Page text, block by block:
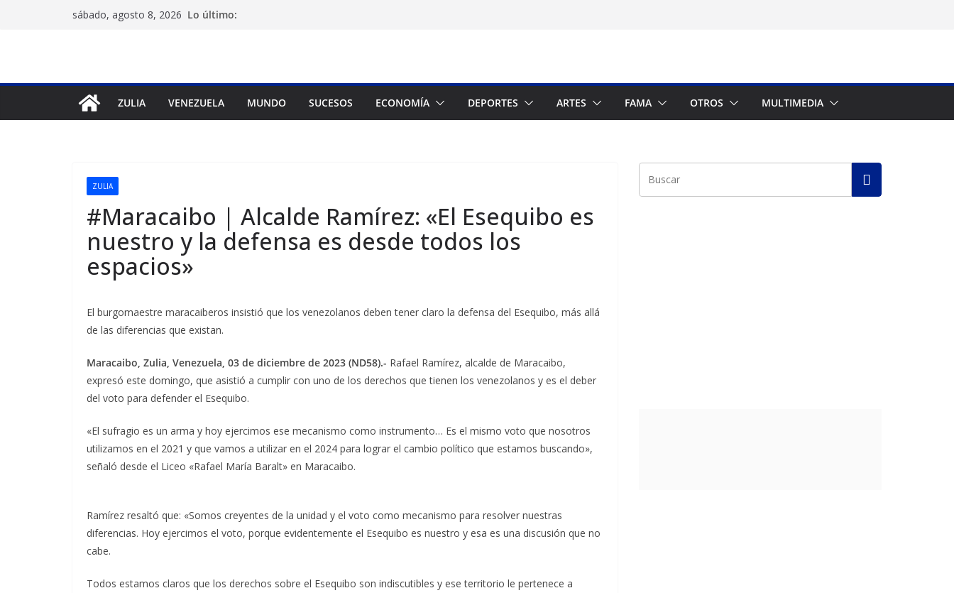
sábado, agosto 8, 2026 Lo último:
ZULIA VENEZUELA MUNDO SUCESOS ECONOMÍA DEPORTES ARTES FAMA OTROS MULTIMEDIA
ZULIA
#Maracaibo | Alcalde Ramírez: «El Esequibo es
nuestro y la defensa es desde todos los
espacios»
El burgomaestre maracaiberos insistió que los venezolanos deben tener claro la defensa del Esequibo, más allá
de las diferencias que existan.
Maracaibo, Zulia, Venezuela, 03 de diciembre de 2023 (ND58).- Rafael Ramírez, alcalde de Maracaibo,
expresó este domingo, que asistió a cumplir con uno de los derechos que tienen los venezolanos y es el deber
del voto para defender el Esequibo.
«El sufragio es un arma y hoy ejercimos ese mecanismo como instrumento… Es el mismo voto que nosotros
utilizamos en el 2021 y que vamos a utilizar en el 2024 para lograr el cambio político que estamos buscando»,
señaló desde el Liceo «Rafael María Baralt» en Maracaibo.
Ramírez resaltó que: «Somos creyentes de la unidad y el voto como mecanismo para resolver nuestras
diferencias. Hoy ejercimos el voto, porque evidentemente el Esequibo es nuestro y esa es una discusión que no
cabe.
Todos estamos claros que los derechos sobre el Esequibo son indiscutibles y ese territorio le pertenece a